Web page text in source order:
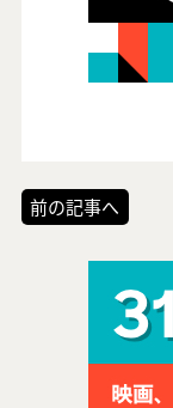
前の記事へ